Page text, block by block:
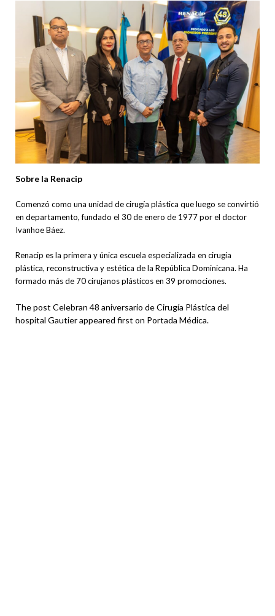
Sobre la Renacip
Comenzó como una unidad de cirugía plástica que luego se convirtió
en departamento, fundado el 30 de enero de 1977 por el doctor
Ivanhoe Báez.
Renacip es la primera y única escuela especializada en cirugía
plástica, reconstructiva y estética de la República Dominicana. Ha
formado más de 70 cirujanos plásticos en 39 promociones.
The post Celebran 48 aniversario de Cirugía Plástica del
hospital Gautier appeared first on Portada Médica.